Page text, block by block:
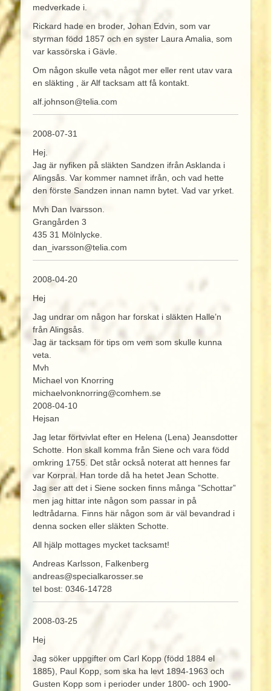
medverkade i.
Rickard hade en broder, Johan Edvin, som var
styrman född 1857 och en syster Laura Amalia, som
var kassörska i Gävle.
Om någon skulle veta något mer eller rent utav vara
en släkting , är Alf tacksam att få kontakt.
alf.johnson@telia.com
2008-07-31
Hej.
Jag är nyfiken på släkten Sandzen ifrån Asklanda i
Alingsås. Var kommer namnet ifrån, och vad hette
den förste Sandzen innan namn bytet. Vad var yrket.
Mvh Dan Ivarsson.
Grangården 3
435 31 Mölnlycke.
dan_ivarsson@telia.com
2008-04-20
Hej
Jag undrar om någon har forskat i släkten Halle’n
från Alingsås.
Jag är tacksam för tips om vem som skulle kunna
veta.
Mvh
Michael von Knorring
michaelvonknorring@comhem.se
2008-04-10
Hejsan
Jag letar förtvivlat efter en Helena (Lena) Jeansdotter
Schotte. Hon skall komma från Siene och vara född
omkring 1755. Det står också noterat att hennes far
var Korpral. Han torde då ha hetet Jean Schotte.
Jag ser att det i Siene socken finns många ”Schottar”
men jag hittar inte någon som passar in på
ledtrådarna. Finns här någon som är väl bevandrad i
denna socken eller släkten Schotte.
All hjälp mottages mycket tacksamt!
Andreas Karlsson, Falkenberg
andreas@specialkarosser.se
tel bost: 0346-14728
2008-03-25
Hej
Jag söker uppgifter om Carl Kopp (född 1884 el
1885), Paul Kopp, som ska ha levt 1894-1963 och
Gusten Kopp som i perioder under 1800- och 1900-